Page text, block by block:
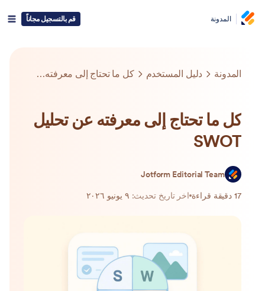
المدونة قم بالتسجيل مجاناً
المدونة دليل المستخدم كل ما تحتاج إلى معرفته عن تحليل SWOT
كل ما تحتاج إلى معرفته عن تحليل
SWOT
Jotform Editorial Team
17 دقيقة قراءة
اخر تاريخ تحديث: ٩ يونيو ٢٠٢٦